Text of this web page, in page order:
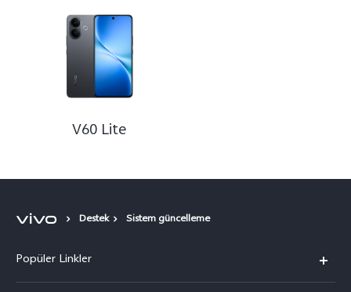
V60 Lite
Destek Sistem güncelleme
Popüler Linkler